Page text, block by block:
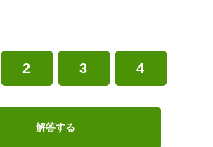
2 3 4
解答する